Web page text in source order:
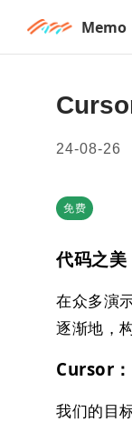
Memo
24-08-26
免费
代码之
在众多演
逐渐地，
Cursor
我们的目